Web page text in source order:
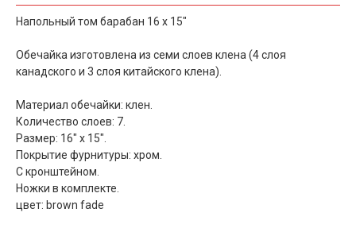
Напольный том барабан 16 х 15"
Обечайка изготовлена из семи слоев клена (4 слоя
канадского и 3 слоя китайского клена).
Материал обечайки: клен.
Количество слоев: 7.
Размер: 16" x 15".
Покрытие фурнитуры: хром.
С кронштейном.
Ножки в комплекте.
цвет: brown fade